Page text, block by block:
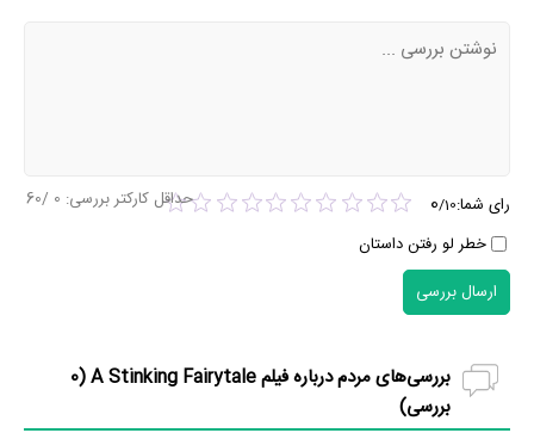
رای شما: 0/10
خطر لو رفتن داستان
حداقل کارکتر بررسی: 0
/60
ارسال بررسی
بررسی‌های مردم درباره فیلم A Stinking Fairytale (
0
بررسی)